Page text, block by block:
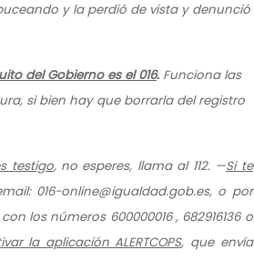
y la perdió de vista y denunció
del Gobierno es el 016. Funciona las
si bien hay que borrarla del registro
testigo, no esperes, llama al 112. —Si te
016-online@igualdad.gob.es, o por
los números 600000016 , 682916136 o
la aplicación ALERTCOPS, que envía